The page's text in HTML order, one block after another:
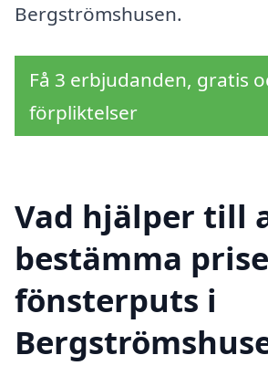
Bergströmshusen.
Få 3 erbjudanden, gratis
förpliktelser
Vad hjälper till
bestämma
fönsterputs i